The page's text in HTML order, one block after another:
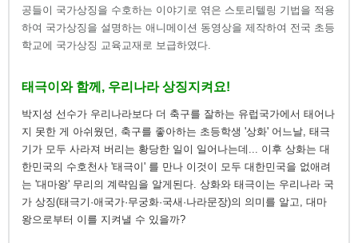
공들이 국가상징을 수호하는 이야기로 엮은 스토리텔링 기법을 적용
하여 국가상징을 설명하는 애니메이션 동영상을 제작하여 전국 초등
학교에 국가상징 교육교재로 보급하였다.
태극이와 함께, 우리나라 상징지켜요!
박지성 선수가 우리나라보다 더 축구를 잘하는 유럽국가에서 태어나
지 못한 게 아쉬웠던, 축구를 좋아하는 초등학생 '상화' 어느날, 태극
기가 모두 사라져 버리는 황당한 일이 일어나는데... 이후 상화는 대
한민국의 수호천사 '태극이' 를 만나 이것이 모두 대한민국을 없애려
는 '대마왕' 무리의 계략임을 알게된다. 상화와 태극이는 우리나라 국
가 상징(태극기·애국가·무궁화·국새·나라문장)의 의미를 알고, 대마
왕으로부터 이를 지켜낼 수 있을까?